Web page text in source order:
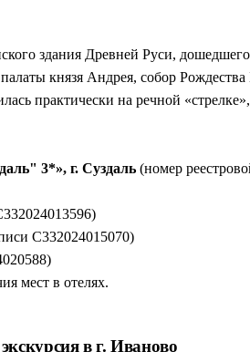
здания Древней Руси,
князя Андрея, собор
практически на речной
3*», г. Суздаль (номер
С332024015070)
мест в отелях.
в г. Иваново